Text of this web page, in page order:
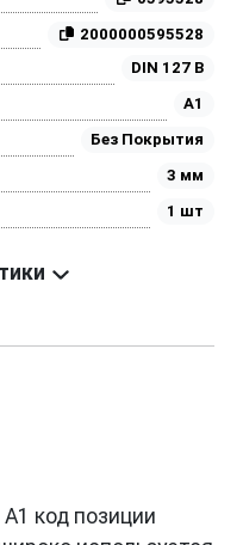
2000000595528
DIN 127 B
A1
Без Покрытия
3 мм
1 шт
А1 код позиции